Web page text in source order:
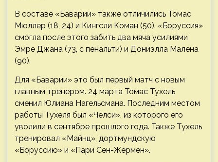
В составе «Баварии» также отличились Томас
Мюллер (18, 24) и Кингсли Коман (50). «Боруссия»
смогла после этого забить два мяча усилиями
Эмре Джана (73, с пенальти) и Дониэлла Малена
(90).
Для «Баварии» это был первый матч с новым
главным тренером. 24 марта Томас Тухель
сменил Юлиана Нагельсмана. Последним местом
работы Тухеля был «Челси», из которого его
уволили в сентябре прошлого года. Также Тухель
тренировал «Майнц», дортмундскую
«Боруссию» и «Пари Сен-Жермен».